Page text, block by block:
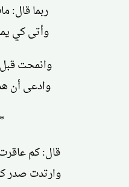
ربما قال:
وأتى كي
وانمحت
وادعى أن
قال: كم
وارتدت